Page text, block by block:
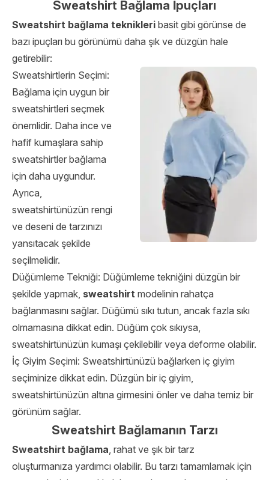
Sweatshirt Bağlama İpuçları
Sweatshirt bağlama teknikleri basit gibi görünse de
bazı ipuçları bu görünümü daha şık ve düzgün hale
getirebilir:
Sweatshirtlerin Seçimi:
Bağlama için uygun bir
sweatshirtleri seçmek
önemlidir. Daha ince ve
hafif kumaşlara sahip
sweatshirtler bağlama
için daha uygundur.
Ayrıca,
sweatshirtünüzün rengi
ve deseni de tarzınızı
yansıtacak şekilde
seçilmelidir.
Düğümleme Tekniği: Düğümleme tekniğini düzgün bir
şekilde yapmak, sweatshirt modelinin rahatça
bağlanmasını sağlar. Düğümü sıkı tutun, ancak fazla sıkı
olmamasına dikkat edin. Düğüm çok sıkıysa,
sweatshirtünüzün kumaşı çekilebilir veya deforme olabilir.
İç Giyim Seçimi: Sweatshirtünüzü bağlarken iç giyim
seçiminize dikkat edin. Düzgün bir iç giyim,
sweatshirtünüzün altına girmesini önler ve daha temiz bir
görünüm sağlar.
Sweatshirt Bağlamanın Tarzı
Sweatshirt bağlama, rahat ve şık bir tarz
oluşturmanıza yardımcı olabilir. Bu tarzı tamamlamak için